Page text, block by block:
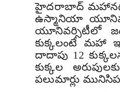
హైదరాబాద్
ఉస్మానియా
యూనివర్సిటీలో
కుక్కలంటే మహా
దాదాపు 12
కుక్కల
పలుమార్లు